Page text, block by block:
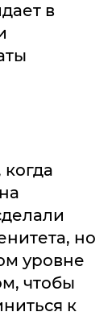
в
но
уровне
чтобы
к